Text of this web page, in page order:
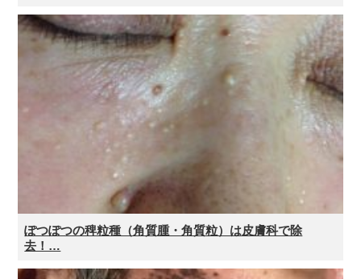
ぽつぽつの稗粒種（角質腫・角質粒）は皮膚科で除
去！…